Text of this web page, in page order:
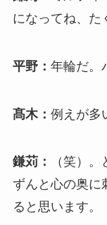
になってね、た
平野： 年輪だ。
髙木： 例えが多
鎌苅：
（笑）
ずんと心の奥に
ると思います。